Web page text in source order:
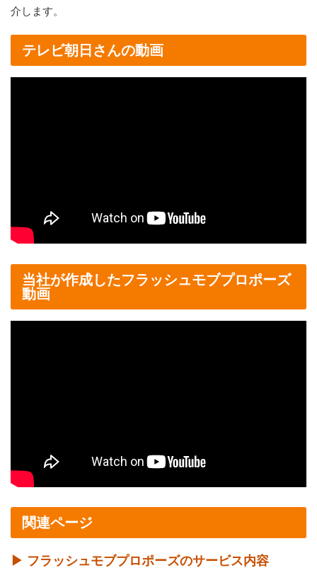
介します。
テレビ朝日さんの動画
当社が作成したフラッシュモブプロポーズ
動画
関連ページ
▶ フラッシュモブプロポーズのサービス内容